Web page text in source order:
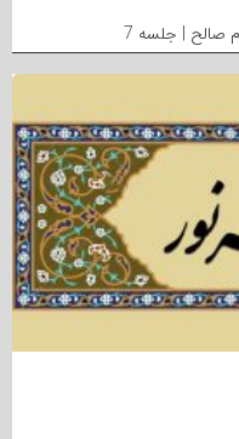
| جلسه 7